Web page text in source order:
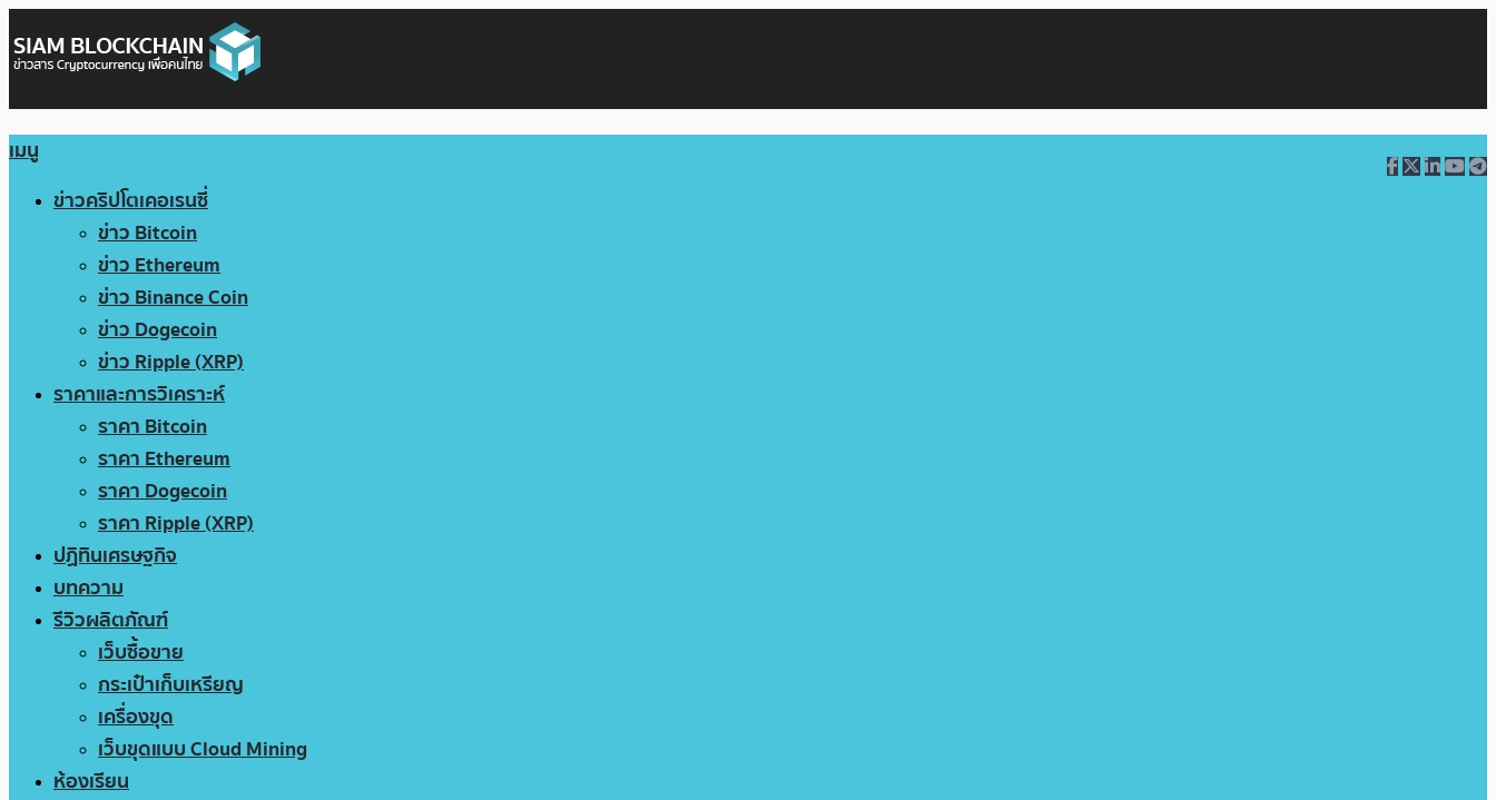
เมนู
ข่าวคริปโตเคอเรนซี่
ข่าว Bitcoin
ข่าว Ethereum
ข่าว Binance Coin
ข่าว Dogecoin
ข่าว Ripple (XRP)
ราคาและการวิเคราะห์
ราคา Bitcoin
ราคา Ethereum
ราคา Dogecoin
ราคา Ripple (XRP)
ปฏิทินเศรษฐกิจ
บทความ
รีวิวผลิตภัณฑ์
เว็บซื้อขาย
กระเป๋าเก็บเหรียญ
เครื่องขุด
เว็บขุดแบบ Cloud Mining
ห้องเรียน